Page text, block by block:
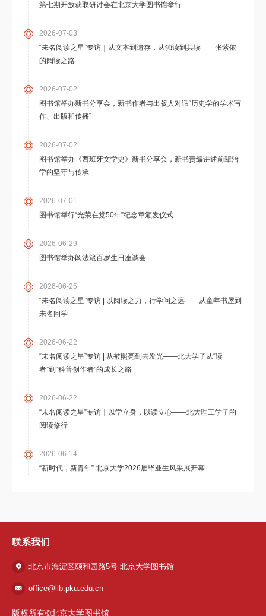
第七期开放获取研讨会在北京大学图书馆举行
2026-07-03
“未名阅读之星”专访｜从文本到遗存，从独读到共读——张紫依
的阅读之路
2026-07-02
图书馆举办新书分享会，新书作者与出版人对话“历史学的学术写
作、出版和传播”
2026-07-02
图书馆举办《西班牙文学史》新书分享会，新书责编讲述前辈治
学的坚守与传承
2026-07-01
图书馆举行“光荣在党50年”纪念章颁发仪式
2026-06-29
图书馆举办阚法箴百岁生日座谈会
2026-06-25
“未名阅读之星”专访 | 以阅读之力，行学问之远——从童年书屋到
未名问学
2026-06-22
“未名阅读之星”专访 | 从被照亮到去发光——北大学子从“读
者”到“科普创作者”的成长之路
2026-06-22
“未名阅读之星”专访｜以学立身，以读立心——北大理工学子的
阅读修行
2026-06-14
“新时代，新青年” 北京大学2026届毕业生风采展开幕
联系我们
北京市海淀区颐和园路5号 北京大学图书馆
office@lib.pku.edu.cn
版权所有©北京大学图书馆